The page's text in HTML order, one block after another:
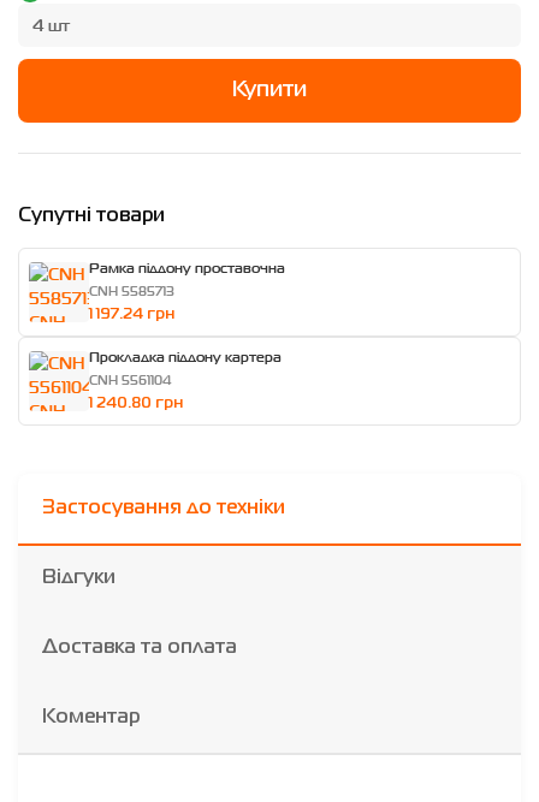
4 шт
Купити
Супутні товари
Рамка піддону проставочна
CNH 5585713
1 197.24 грн
Прокладка піддону картера
CNH 5561104
1 240.80 грн
Застосування до техніки
Відгуки
Доставка та оплата
Коментар